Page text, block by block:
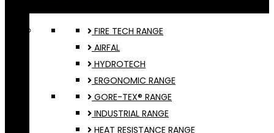
FIRE TECH RANGE
AIRFAL
HYDROTECH
ERGONOMIC RANGE
GORE-TEX® RANGE
INDUSTRIAL RANGE
HEAT RESISTANCE RANGE